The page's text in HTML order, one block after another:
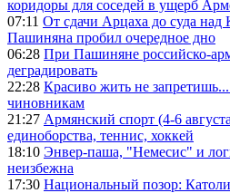
коридоры для соседей в ущерб
07:11 От сдачи Арцаха до суда
Пашиняна пробил очередное дно
06:28 При Пашиняне российско-
деградировать
22:28 Красиво жить не
чиновникам
21:27 Армянский спорт (4-6
единоборства, теннис, хоккей
18:10 Энвер-паша, "Немесис" и
неизбежна
17:30 Национальный позор: